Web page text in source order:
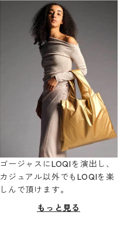
ゴージャスにLOQIを演出し、
カジュアル以外でもLOQIを楽
しんで頂けます。
もっと見る